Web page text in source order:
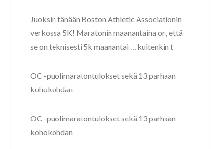
Juoksin tänään Boston Athletic Associationin
verkossa 5K! Maratonin maanantaina on, että
se on teknisesti 5k maanantai … kuitenkin t
OC -puolimaratontulokset sekä 13 parhaan
kohokohdan
OC -puolimaratontulokset sekä 13 parhaan
kohokohdan